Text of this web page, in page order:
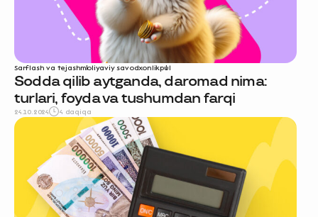
Sarflash va tejashmoliyaviy savodxonlikpul
Sodda qilib aytganda, daromad nima:
turlari, foyda va tushumdan farqi
24.10.2024 4 daqiqa